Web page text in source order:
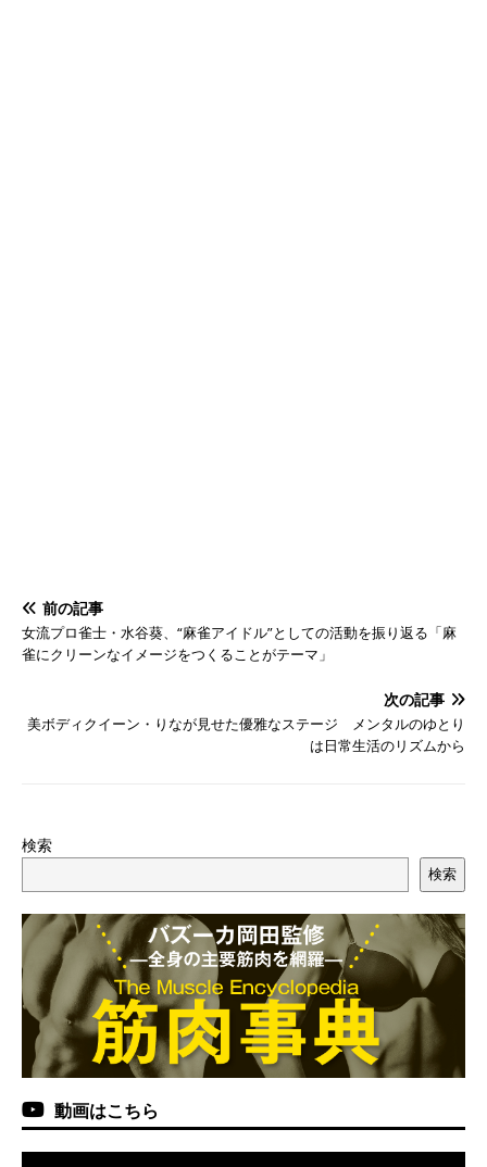
前の記事
女流プロ雀士・水谷葵、“麻雀アイドル”としての活動を振り返る「麻
雀にクリーンなイメージをつくることがテーマ」
次の記事
美ボディクイーン・りなが見せた優雅なステージ メンタルのゆとり
は日常生活のリズムから
検索
検索
動画はこちら